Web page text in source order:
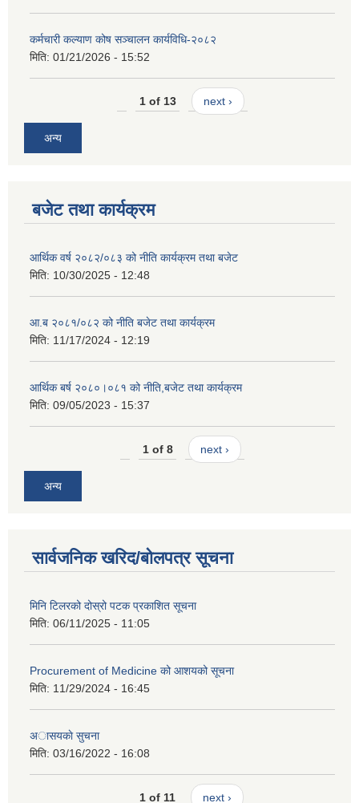
कर्मचारी कल्याण कोष सञ्चालन कार्यविधि-२०८२
मिति: 01/21/2026 - 15:52
1 of 13 next ›
अन्य
बजेट तथा कार्यक्रम
आर्थिक वर्ष २०८२/०८३ को नीति कार्यक्रम तथा बजेट
मिति: 10/30/2025 - 12:48
आ.ब २०८१/०८२ को नीति बजेट तथा कार्यक्रम
मिति: 11/17/2024 - 12:19
आर्थिक बर्ष २०८०।०८१ को नीति,बजेट तथा कार्यक्रम
मिति: 09/05/2023 - 15:37
1 of 8 next ›
अन्य
सार्वजनिक खरिद/बोलपत्र सूचना
मिनि टिलरको दोस्रो पटक प्रकाशित सूचना
मिति: 06/11/2025 - 11:05
Procurement of Medicine को आशयको सूचना
मिति: 11/29/2024 - 16:45
अासयकाे सुचना
मिति: 03/16/2022 - 16:08
1 of 11 next ›